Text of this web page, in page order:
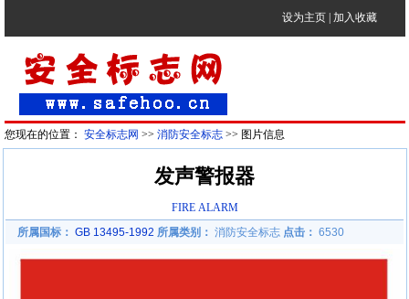
设为主页 加入收藏
您现在的位置： 安全标志网 >> 消防安全标志>> 图片信息
发声警报器
FIRE ALARM
所属国标： GB 13495-1992 所属类别： 消防安全标志 点击： 6530